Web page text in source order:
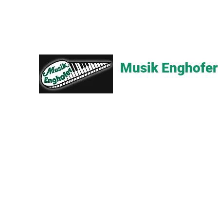
Musik Enghofer